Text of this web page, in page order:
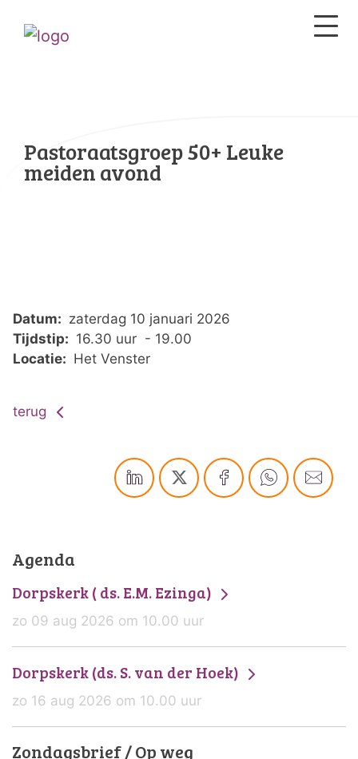
Pastoraatsgroep 50+ Leuke
meiden avond
Datum: zaterdag 10 januari 2026
Tijdstip: 16.30 uur - 19.00
Locatie: Het Venster
terug
Agenda
Dorpskerk ( ds. E.M. Ezinga)
zo 09 aug 2026 om 10.00 uur
Dorpskerk (ds. S. van der Hoek)
zo 16 aug 2026 om 10.00 uur
Zondagsbrief / Op weg